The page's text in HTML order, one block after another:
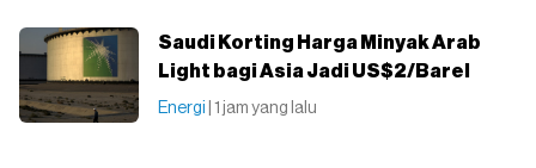
Saudi Korting Harga Minyak Arab
Light bagi Asia Jadi US$2/Barel
Energi | 1 jam yang lalu